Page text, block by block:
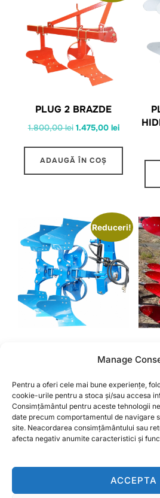
Manage
Pentru a oferi cele mai bune experiențe,
cookie-urile pentru a stoca și/sau accesa
Consimțământul pentru aceste tehnologii
date precum comportamentul de navigare
site. Neacordarea consimțământului sau
afecta negativ anumite caracteristici și
ACCEPTA
PLUG 2 BRAZDE
1.800,00lei Prețul
a
1.475,00 leiPrețul
1.475,00
ADAUGĂ ÎN COȘ
Reduceri!
REVERSIBIL 2 TULPITE
9.000,00 lei
Prețul
inițial
a
fost:
9.000,00 lei.
8.000,00
Prețul
curent
este:
8.000,00
ADAUGĂ ÎN COȘ